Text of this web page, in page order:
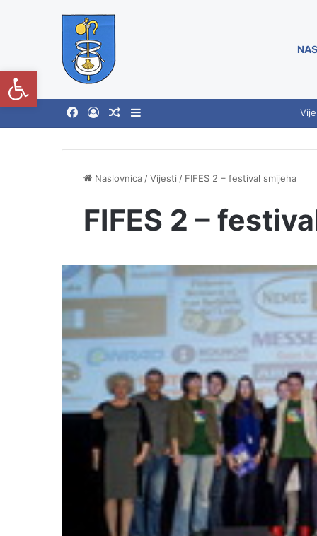
Naslovnica /Vijesti / FIFES 2 – festival smijeha
FIFES 2 –
Open toolbar